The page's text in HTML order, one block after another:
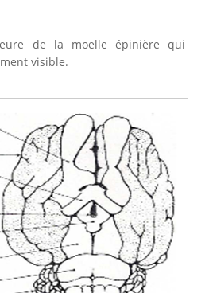
de la moelle épinière qui
visible.